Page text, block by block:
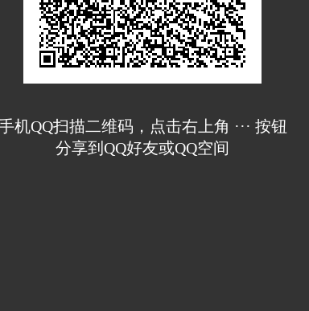
机QQ扫描二维码，点击右上角 ··· 按钮
分享到QQ好友或QQ空间